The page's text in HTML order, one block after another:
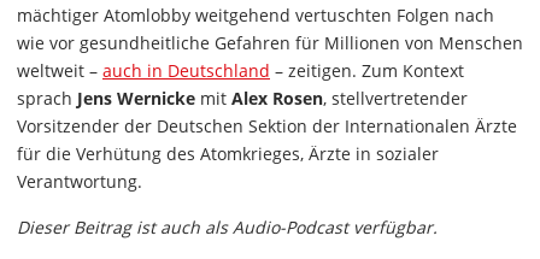
mächtiger Atomlobby weitgehend vertuschten Folgen nach
wie vor gesundheitliche Gefahren für Millionen von Menschen
weltweit – auch in Deutschland – zeitigen. Zum Kontext
sprach Jens Wernicke mit Alex Rosen, stellvertretender
Vorsitzender der Deutschen Sektion der Internationalen Ärzte
für die Verhütung des Atomkrieges, Ärzte in sozialer
Verantwortung.
Dieser Beitrag ist auch als Audio-Podcast verfügbar.